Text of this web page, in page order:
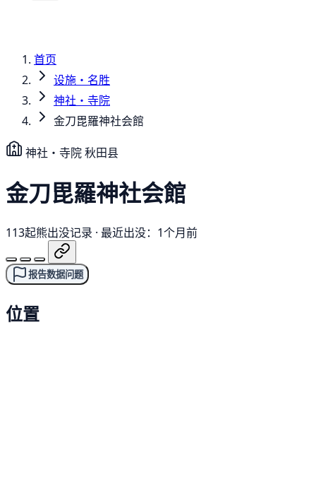
首页
设施・名胜
神社・寺院
金刀毘羅神社会館
神社・寺院秋田县
金刀毘羅神社会館
113起熊出没记录 · 最近出没：1个月前
报告数据问题
位置